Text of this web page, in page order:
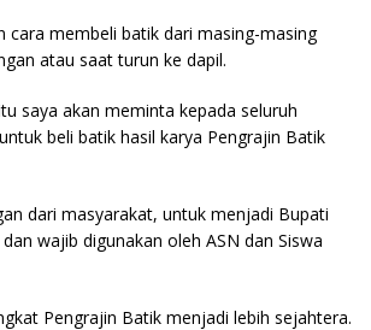
cara membeli batik dari masing-masing
atau saat turun ke dapil.
saya akan meminta kepada seluruh
beli batik hasil karya Pengrajin Batik
dari masyarakat, untuk menjadi Bupati
wajib digunakan oleh ASN dan Siswa
Pengrajin Batik menjadi lebih sejahtera.